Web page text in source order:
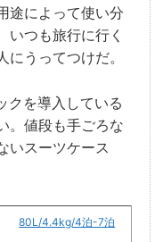
途によって使い分
いつも旅行に行く
うってつけだ。
クを導入している
。値段も手ごろな
いスーツケース
80L/4.4kg/4泊-7泊